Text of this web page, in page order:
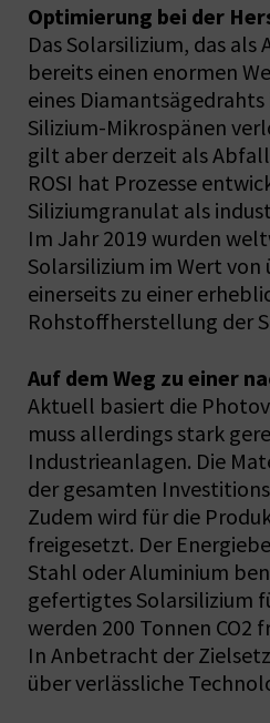
Optimierung bei der
Das Solarsilizium, das
bereits einen enormen
eines
Silizium-Mikrospänen
gilt aber derzeit als
ROSI hat Prozesse
Siliziumgranulat als
Im Jahr 2019 wurden
Solarsilizium im Wert
einerseits zu einer
Rohstoffherstellung der
Auf dem Weg zu einer
Aktuell basiert die
muss allerdings stark
Industrieanlagen. Die
der gesamten
Zudem wird für die
freigesetzt. Der
Stahl oder Aluminium
gefertigtes Solarsilizium
werden 200 Tonnen CO2
In Anbetracht der
über verlässliche